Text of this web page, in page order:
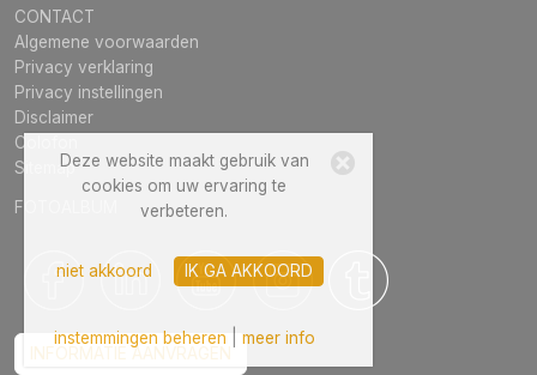
Deze website maakt gebruik van
cookies om uw ervaring te
verbeteren.
niet akkoord IK GA AKKOORD
instemmingen beheren meer info
CONTACT
Algemene voorwaarden
Privacy verklaring
Privacy instellingen
Disclaimer
Colofon
Sitemap
FOTOALBUM
INFORMATIE AANVRAGEN